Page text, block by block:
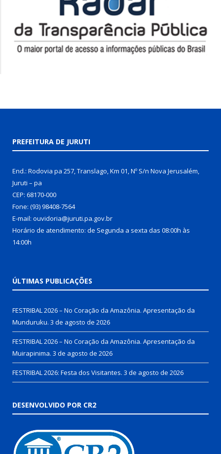
PREFEITURA DE JURUTI
End.: Rodovia pa 257, Translago, Km 01, Nº S/n Nova Jerusalém,
Juruti – pa
CEP: 68170-000
Fone: (93) 98408-7564
E-mail: ouvidoria@juruti.pa.gov.br
Horário de atendimento: de Segunda a sexta das 08:00h às
14:00h
ÚLTIMAS PUBLICAÇÕES
FESTRIBAL 2026 – No Coração da Amazônia. Apresentação da
Munduruku. 3 de agosto de 2026
FESTRIBAL 2026 – No Coração da Amazônia. Apresentação da
Muirapinima. 3 de agosto de 2026
FESTRIBAL 2026: Festa dos Visitantes. 3 de agosto de 2026
DESENVOLVIDO POR CR2